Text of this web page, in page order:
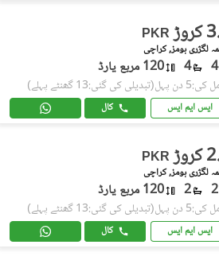
PKR
لگژری ہومز, کراچی
4
4 120 مربع یارڈ
دن پہل (تبدیلی کی گئی:13 گھنٹے پہلے)
ایس ایم ایس کال
PKR
لگژری ہومز, کراچی
2
2 120 مربع یارڈ
دن پہل (تبدیلی کی گئی:13 گھنٹے پہلے)
ایس ایم ایس کال